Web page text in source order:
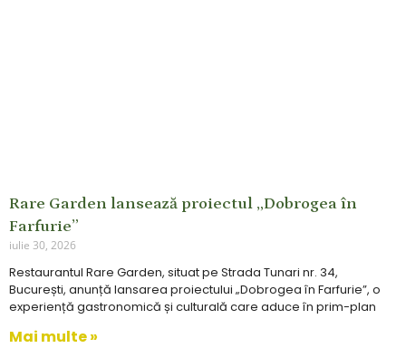
Rare Garden lansează proiectul „Dobrogea în
Farfurie”
iulie 30, 2026
Restaurantul Rare Garden, situat pe Strada Tunari nr. 34,
București, anunță lansarea proiectului „Dobrogea în Farfurie”, o
experiență gastronomică și culturală care aduce în prim-plan
Mai multe »